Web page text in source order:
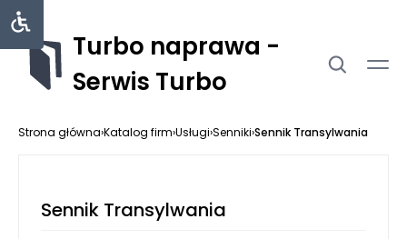
Turbo naprawa -
Serwis Turbo
Strona główna›Katalog firm›Usługi›Senniki›Sennik Transylwania
Sennik Transylwania